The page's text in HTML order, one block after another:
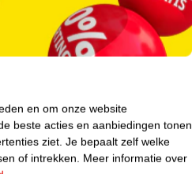
en om onze website
beste acties en aanbiedingen tonen
ziet. Je bepaalt zelf welke
of intrekken. Meer informatie over